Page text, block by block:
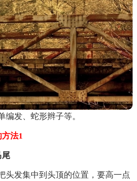
编发、蛇形辫子等。
法1
尾
头发集中到头顶的位置，要高一点